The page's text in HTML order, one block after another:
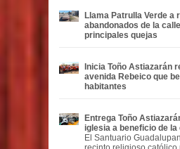
Llama Patrulla Verde a
abandonados de la
principales quejas
Inicia Toño Astiazarán
avenida Rebeico que
habitantes
Entrega Toño
iglesia a beneficio de la
El Santuario